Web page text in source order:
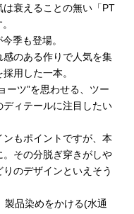
衰えることの無い「PT
季も登場。
のある作りで人気を集
用した一本。
ーツ”を思わせる、ツー
ィテールに注目したい
もポイントですが、本
その分脱ぎ穿きがしや
のデザインといえそう
品染めをかける(水通